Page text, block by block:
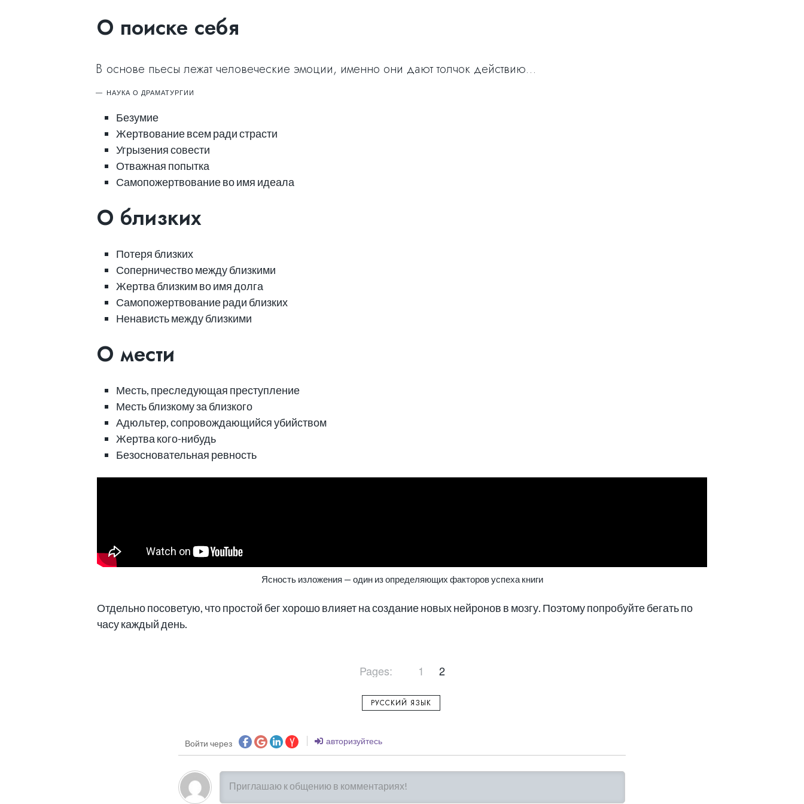
О поиске себя
В основе пьесы лежат человеческие эмоции, именно они дают толчок действию…
НАУКА О ДРАМАТУРГИИ
Безумие
Жертвование всем ради страсти
Угрызения совести
Отважная попытка
Самопожертвование во имя идеала
О близких
Потеря близких
Соперничество между близкими
Жертва близким во имя долга
Самопожертвование ради близких
Ненависть между близкими
О мести
Месть, преследующая преступление
Месть близкому за близкого
Адюльтер, сопровождающийся убийством
Жертва кого-нибудь
Безосновательная ревность
Ясность изложения — один из определяющих факторов успеха книги
Отдельно посоветую, что простой бег хорошо влияет на создание новых нейронов в мозгу. Поэтому попробуйте бегать по
часу каждый день.
Pages: 1 2
РУССКИЙ ЯЗЫК
Войти через авторизуйтесь